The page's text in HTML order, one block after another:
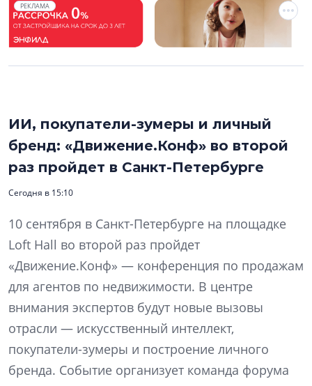
РЕКЛАМА
ИИ, покупатели-зумеры и личный
бренд: «Движение.Конф» во второй
раз пройдет в Санкт-Петербурге
Сегодня в 15:10
10 сентября в Санкт-Петербурге на площадке
Loft Hall во второй раз пройдет
«Движение.Конф» — конференция по продажам
для агентов по недвижимости. В центре
внимания экспертов будут новые вызовы
отрасли — искусственный интеллект,
покупатели-зумеры и построение личного
бренда. Событие организует команда форума